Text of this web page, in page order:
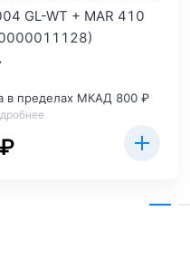
GL-WT + MAR 410
в пределах МКАД 800 ₽